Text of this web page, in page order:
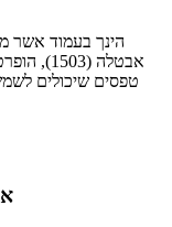
הינך בעמוד אשר
אבטלה
טפסים שיכולים